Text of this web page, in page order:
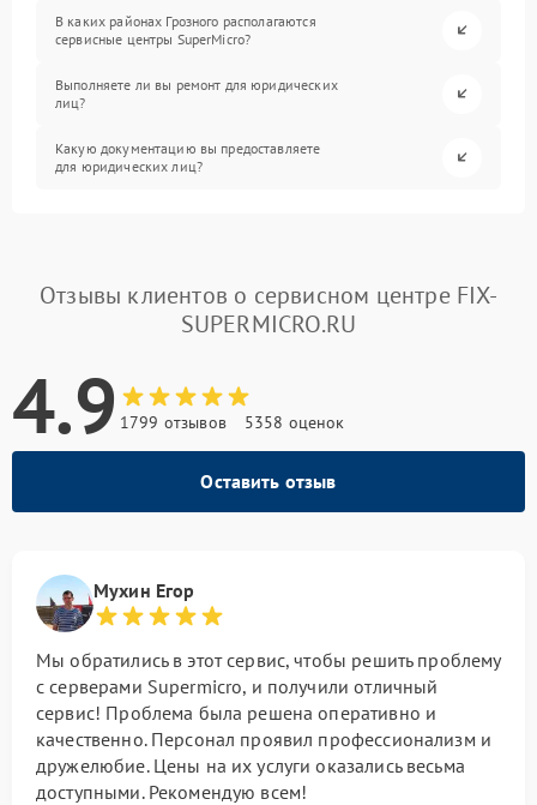
В каких районах Грозного располагаются
сервисные центры SuperMicro?
Выполняете ли вы ремонт для юридических
лиц?
Какую документацию вы предоставляете
для юридических лиц?
Отзывы клиентов о сервисном центре FIX-
SUPERMICRO.RU
4.9 1799 отзывов 5358 оценок
Оставить отзыв
Мухин Егор
Мы обратились в этот сервис, чтобы решить проблему
с серверами Supermicro, и получили отличный
сервис! Проблема была решена оперативно и
качественно. Персонал проявил профессионализм и
дружелюбие. Цены на их услуги оказались весьма
доступными. Рекомендую всем!